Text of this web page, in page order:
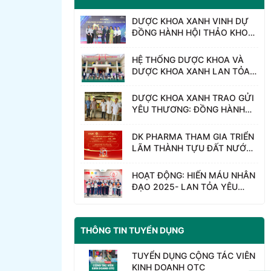
DƯỢC KHOA XANH VINH DỰ
ĐỒNG HÀNH HỘI THẢO KHOA
TỈNH HƯNG YÊN – 15 NĂM
HÀNH TRÌNH HỌC TẬP VÀ
NGHIÊN CỨU”
HỆ THỐNG DƯỢC KHOA VÀ
DƯỢC KHOA XANH LAN TỎA
KHẮC PHỤC SAU BÃO LŨ,
HƯỚNG VỀ THÁI NGUYÊN
DƯỢC KHOA XANH TRAO GỬI
YÊU THƯƠNG: ĐỒNG HÀNH
NGHỆ AN
DK PHARMA THAM GIA TRIỂN
LÃM THÀNH TỰU ĐẤT NƯỚC-
LẬP- TỰ DO- HẠNH PHÚC
HOẠT ĐỘNG: HIẾN MÁU NHÂN
ĐẠO 2025- LAN TỎA YÊU
THÔNG TIN TUYỂN DỤNG
TUYỂN DỤNG CỘNG TÁC VIÊN
KINH DOANH OTC